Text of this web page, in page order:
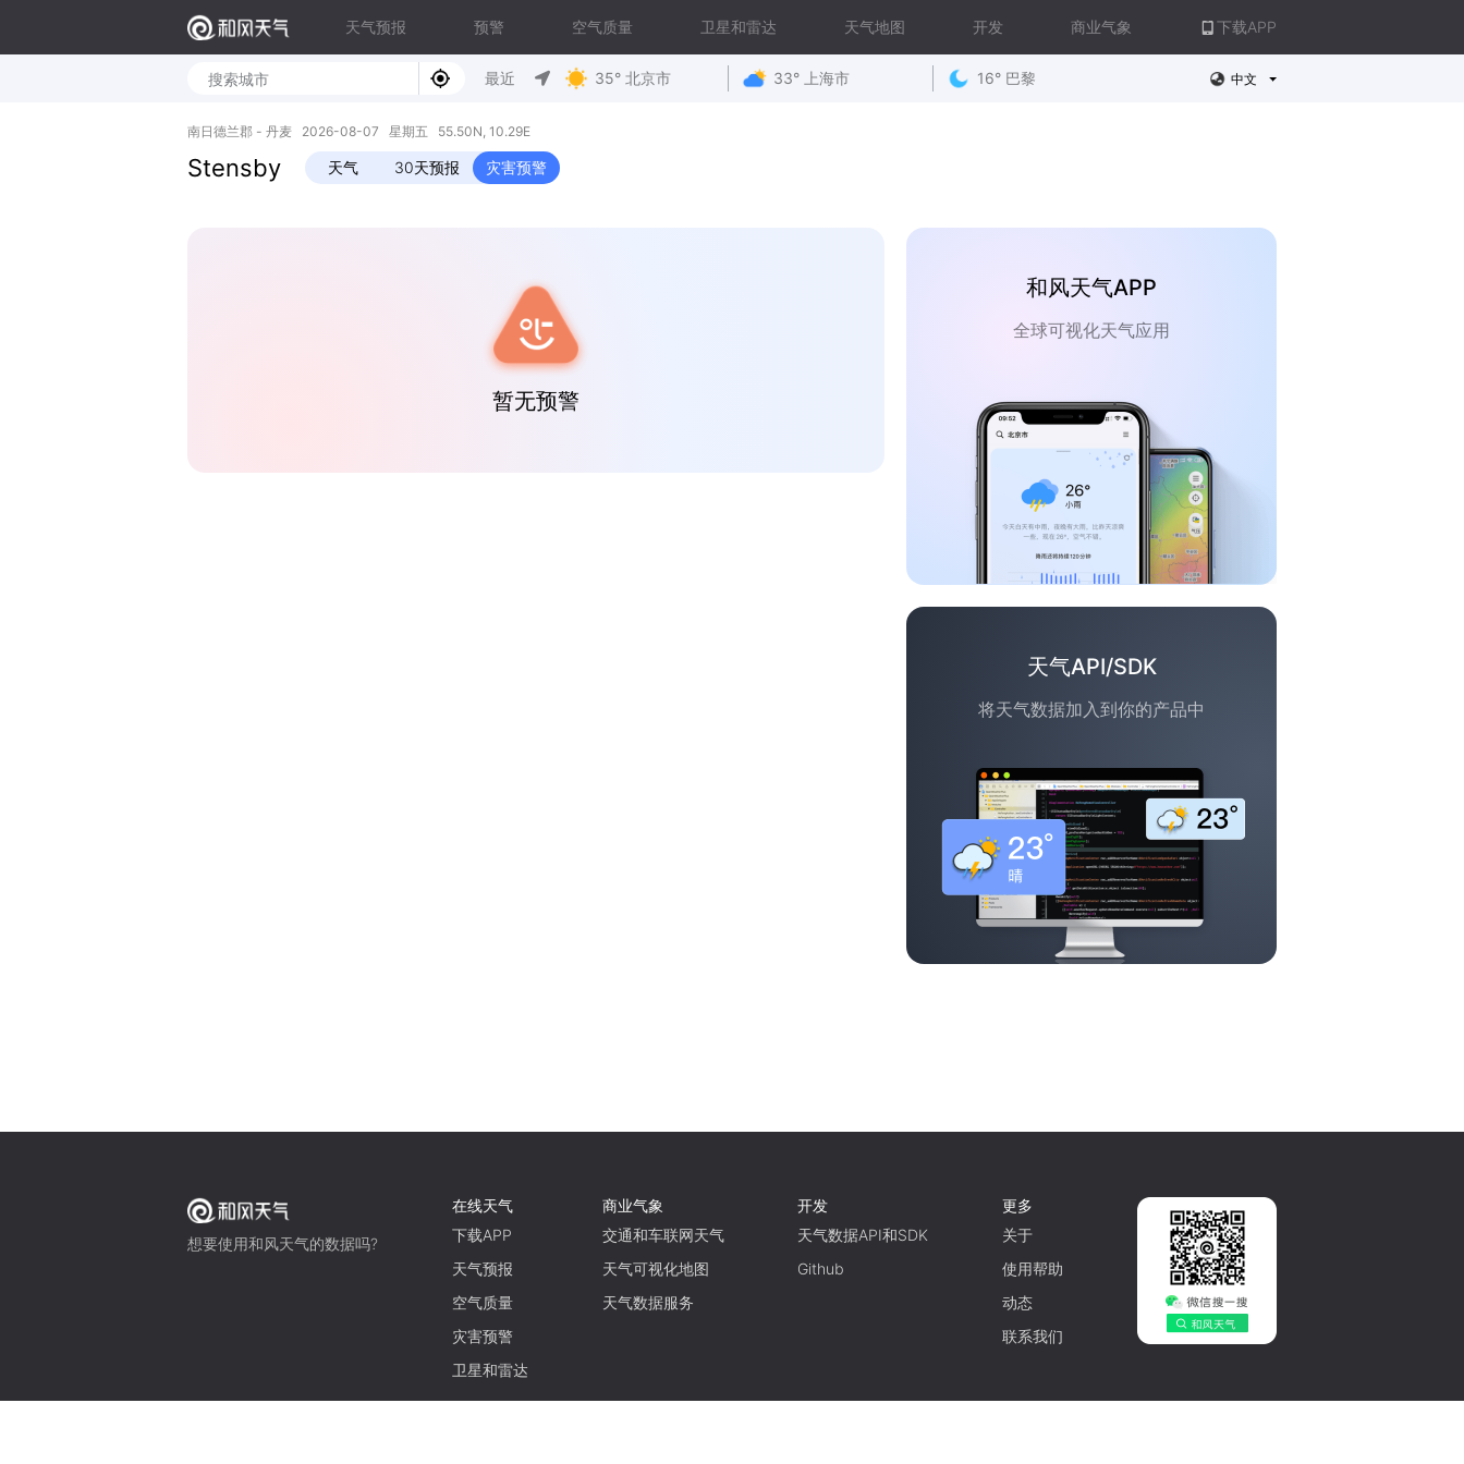
天气预报 预警 空气质量 卫星和雷达 天气地图 开发 商业气象 下载APP
最近 35° 北京市 33° 上海市 16° 巴黎 中文
南日德兰郡 - 丹麦 2026-08-07 星期五 55.50N, 10.29E
Stensby 天气 30天预报 灾害预警
暂无预警
和风天气APP
全球可视化天气应用
天气API/SDK
将天气数据加入到你的产品中
想要使用和风天气的数据吗?
在线天气
下载APP
天气预报
空气质量
灾害预警
卫星和雷达
商业气象
交通和车联网天气
天气可视化地图
天气数据服务
开发
天气数据API和SDK
Github
更多
关于
使用帮助
动态
联系我们